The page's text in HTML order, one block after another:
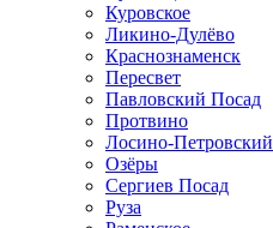
Куровское
Ликино-Дулёво
Краснознаменск
Пересвет
Павловский Посад
Протвино
Лосино-Петровский
Озёры
Сергиев Посад
Руза